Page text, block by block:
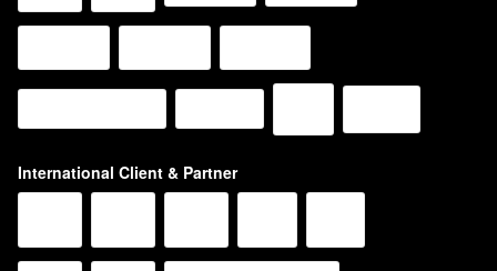
International Client & Partner